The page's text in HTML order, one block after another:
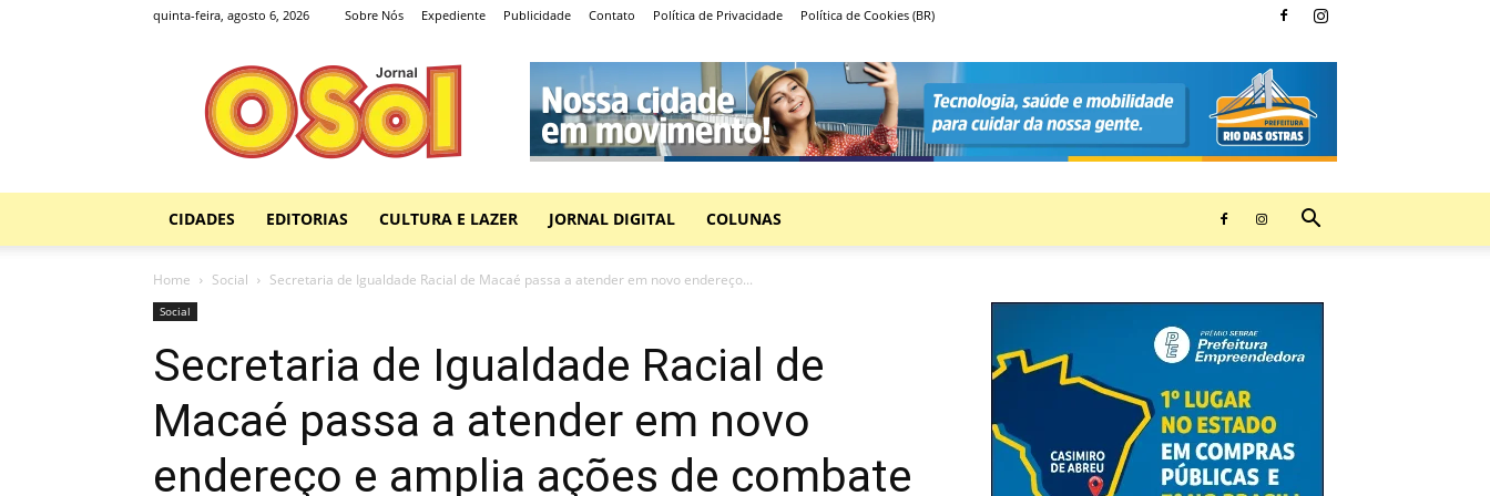
quinta-feira, agosto 6, 2026 Sobre Nós Expediente Publicidade Contato Política de Privacidade Política de Cookies (BR)
Jornal
O
Sol
CIDADES EDITORIAS CULTURA E LAZER JORNAL DIGITAL COLUNAS
Home Social Secretaria de Igualdade Racial de Macaé passa a atender em novo endereço...
Social
Secretaria de Igualdade Racial de
Macaé passa a atender em novo
endereço e amplia ações de combate